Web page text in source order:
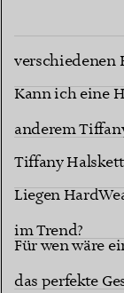
verschiedenen
Kann ich eine
anderem
Was ist das
Tiffany
Goldschmuck?
Liegen
im Trend?
Für wen wäre
das perfekte
Wie soll ich